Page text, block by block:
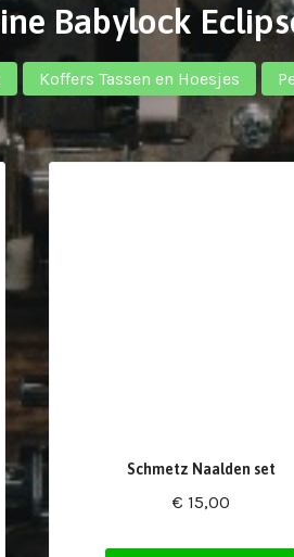
Babylock
Koffers Tassen en Hoesjes
Schmetz Naalden set
€ 15,00